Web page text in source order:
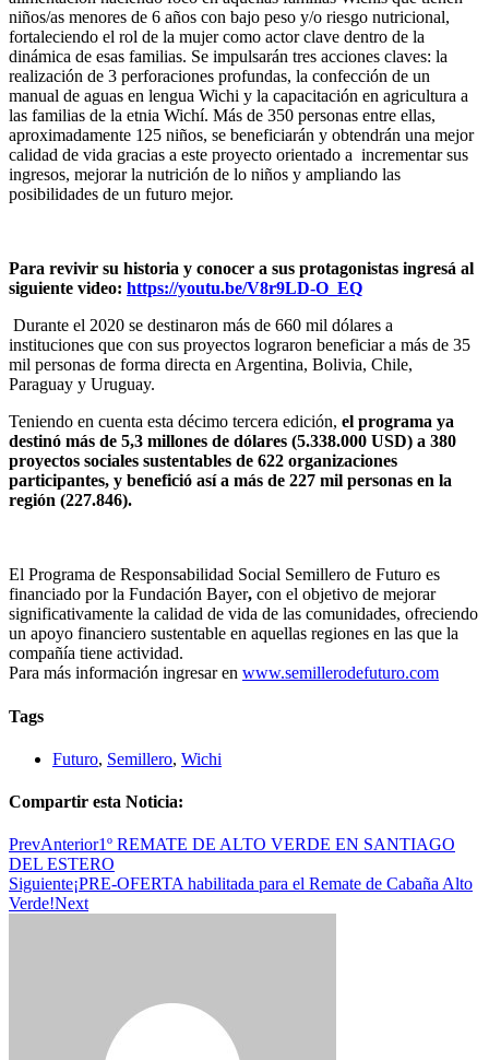
niños/as menores de 6 años con bajo peso y/o riesgo nutricional,
fortaleciendo el rol de la mujer como actor clave dentro de la
dinámica de esas familias. Se impulsarán tres acciones claves: la
realización de 3 perforaciones profundas, la confección de un
manual de aguas en lengua Wichi y la capacitación en agricultura a
las familias de la etnia Wichí. Más de 350 personas entre ellas,
aproximadamente 125 niños, se beneficiarán y obtendrán una mejor
calidad de vida gracias a este proyecto orientado a incrementar sus
ingresos, mejorar la nutrición de lo niños y ampliando las
posibilidades de un futuro mejor.
Para revivir su historia y conocer a sus protagonistas ingresá al
siguiente video: https://youtu.be/V8r9LD-O_EQ
Durante el 2020 se destinaron más de 660 mil dólares a
instituciones que con sus proyectos lograron beneficiar a más de 35
mil personas de forma directa en Argentina, Bolivia, Chile,
Paraguay y Uruguay.
Teniendo en cuenta esta décimo tercera edición, el programa ya
destinó más de 5,3 millones de dólares (5.338.000 USD) a 380
proyectos sociales sustentables de 622 organizaciones
participantes, y benefició así a más de 227 mil personas en la
región (227.846).
El Programa de Responsabilidad Social Semillero de Futuro es
financiado por la Fundación Bayer, con el objetivo de mejorar
significativamente la calidad de vida de las comunidades, ofreciendo
un apoyo financiero sustentable en aquellas regiones en las que la
compañía tiene actividad.
Para más información ingresar en www.semillerodefuturo.com
Tags
Futuro, Semillero, Wichi
Compartir esta Noticia:
PrevAnterior1º REMATE DE ALTO VERDE EN SANTIAGO
DEL ESTERO
Siguiente¡PRE-OFERTA habilitada para el Remate de Cabaña Alto
Verde!Next